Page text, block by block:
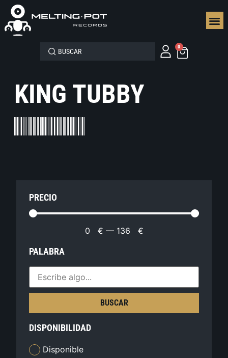
0
KING TUBBY
PRECIO
0 € — 136 €
PALABRA
BUSCAR
DISPONIBILIDAD
Disponible